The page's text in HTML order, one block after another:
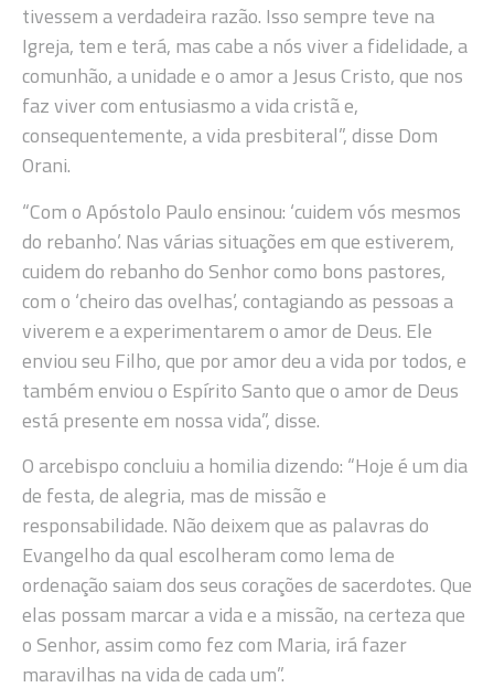
tivessem a verdadeira razão. Isso sempre teve na
Igreja, tem e terá, mas cabe a nós viver a fidelidade, a
comunhão, a unidade e o amor a Jesus Cristo, que nos
faz viver com entusiasmo a vida cristã e,
consequentemente, a vida presbiteral”, disse Dom
Orani.
“Com o Apóstolo Paulo ensinou: ‘cuidem vós mesmos
do rebanho’. Nas várias situações em que estiverem,
cuidem do rebanho do Senhor como bons pastores,
com o ‘cheiro das ovelhas’, contagiando as pessoas a
viverem e a experimentarem o amor de Deus. Ele
enviou seu Filho, que por amor deu a vida por todos, e
também enviou o Espírito Santo que o amor de Deus
está presente em nossa vida”, disse.
O arcebispo concluiu a homilia dizendo: “Hoje é um dia
de festa, de alegria, mas de missão e
responsabilidade. Não deixem que as palavras do
Evangelho da qual escolheram como lema de
ordenação saiam dos seus corações de sacerdotes. Que
elas possam marcar a vida e a missão, na certeza que
o Senhor, assim como fez com Maria, irá fazer
maravilhas na vida de cada um”.